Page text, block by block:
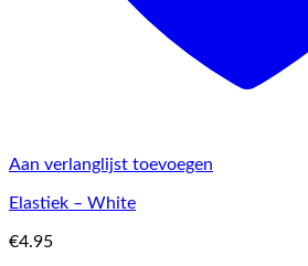
Aan verlanglijst toevoegen
Elastiek – White
€4.95